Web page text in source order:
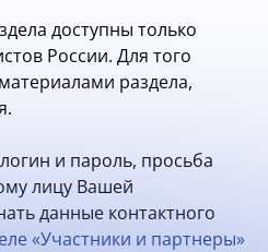
доступны только
России. Для того
раздела,
и пароль, просьба
лицу Вашей
данные контактного
«Участники и партнеры»